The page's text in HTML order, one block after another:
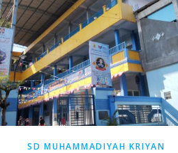
SD MUHAMMADIYAH KRIYAN